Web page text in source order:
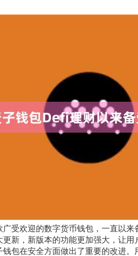
广受欢迎的数字货币钱包，一直以
新，新版本的功能更加强大，让用
包在安全方面做出了重要的改进。